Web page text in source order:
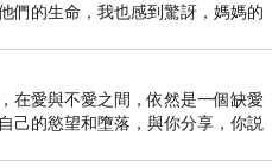
們的生命，我也感到驚訝，媽媽的
在愛與不愛之間，依然是一個缺愛
己的慾望和墮落，與你分享，你説